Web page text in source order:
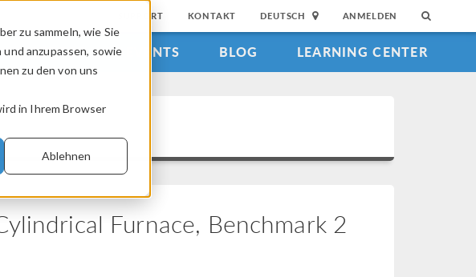
zu sammeln, wie Sie
anzupassen, sowie
zu den von uns
in Ihrem Browser
Ablehnen
SUPPORT KONTAKT DEUTSCH ANMELDEN
VIDEOS EVENTS BLOG LEARNING CENTER
Furnace, Benchmark 2